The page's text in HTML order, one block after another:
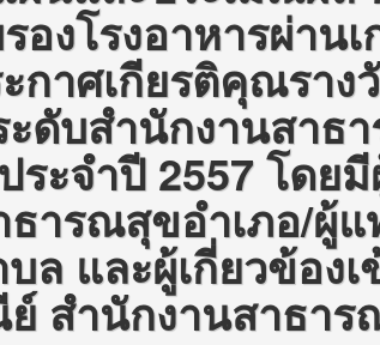
องโรงอาหารผ่าน
กาศเกียรติคุณราง
ะดับสำนักงานสาธ
ะจำปี 2557 โดย
ารณสุขอำเภอ/ผู้แ
ล และผู้เกี่ยวข้องเ
สำนักงานสาธา